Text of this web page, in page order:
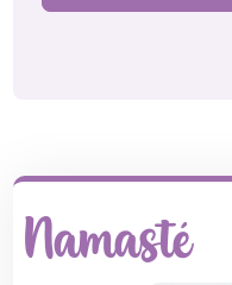
Namasté